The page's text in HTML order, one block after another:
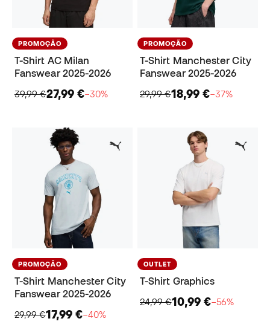
PROMOÇÃO
T-Shirt AC Milan
Fanswear 2025-2026
39,99 €27,99 €−30%
PROMOÇÃO
T-Shirt Manchester City
Fanswear 2025-2026
29,99 €18,99 €−37%
PROMOÇÃO
T-Shirt Manchester City
Fanswear 2025-2026
29,99 €17,99 €−40%
OUTLET
T-Shirt Graphics
24,99 €10,99 €−56%